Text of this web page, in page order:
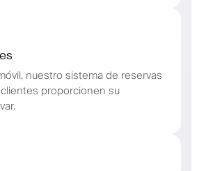
nuestro sistema de reservas
proporcionen su